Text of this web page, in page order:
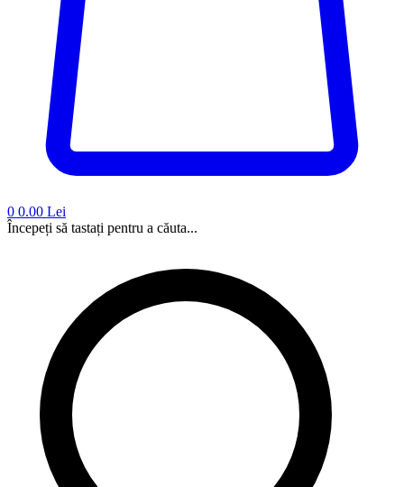
0 0.00 Lei
Începeți să tastați pentru a căuta...